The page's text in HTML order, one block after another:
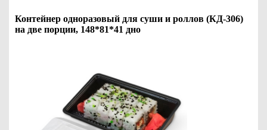
Контейнер одноразовый для суши и роллов (КД-306)
на две порции, 148*81*41 дно